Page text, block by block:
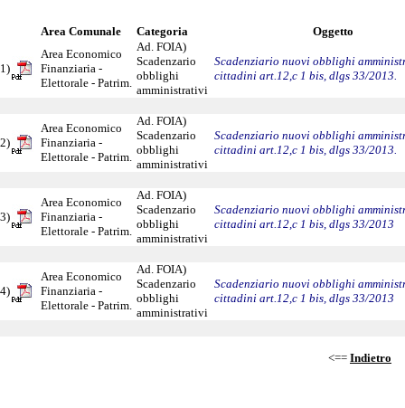
Area Comunale Categoria Oggetto
1)
Area Economico
Finanziaria -
Elettorale - Patrim.
Ad. FOIA)
Scadenzario
obblighi
amministrativi
Scadenziario nuovi obblighi
cittadini art.12,c 1 bis, dlgs 33/2013.
2)
Area Economico
Finanziaria -
Elettorale - Patrim.
Ad. FOIA)
Scadenzario
obblighi
amministrativi
Scadenziario nuovi obblighi
cittadini art.12,c 1 bis, dlgs 33/2013.
3)
Area Economico
Finanziaria -
Elettorale - Patrim.
Ad. FOIA)
Scadenzario
obblighi
amministrativi
Scadenziario nuovi obblighi
cittadini art.12,c 1 bis, dlgs 33/2013
4)
Area Economico
Finanziaria -
Elettorale - Patrim.
Ad. FOIA)
Scadenzario
obblighi
amministrativi
Scadenziario nuovi obblighi
cittadini art.12,c 1 bis, dlgs 33/2013
<== Indietro